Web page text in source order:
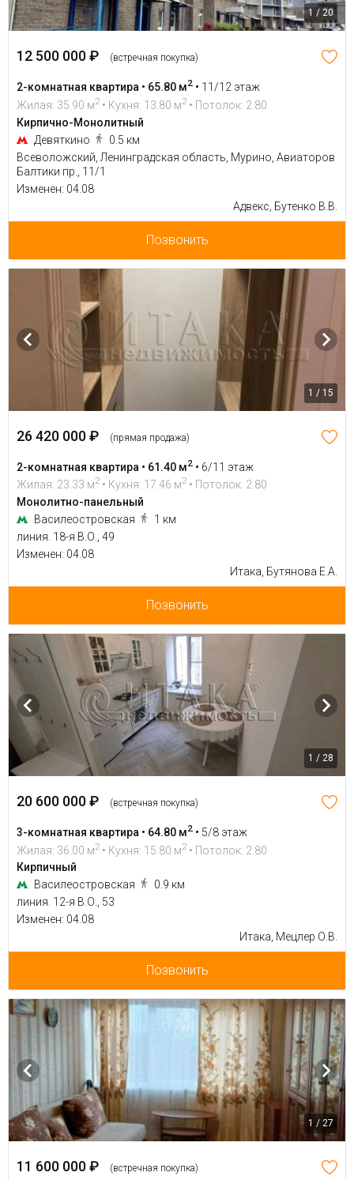
1 / 20
12 500 000 ₽ (встречная покупка)
2-комнатная квартира • 65.80 м2 • 11/12 этаж
Жилая: 35.90 м2 • Кухня: 13.80 м2 • Потолок: 2.80
Кирпично-Монолитный
Девяткино
0.5 км
Всеволожский, Ленинградская область, Мурино, Авиаторов
Балтики пр., 11/1
Изменен: 04.08
Адвекс, Бутенко В.В.
Позвонить
1 / 15
26 420 000 ₽ (прямая продажа)
2-комнатная квартира • 61.40 м2 • 6/11 этаж
Жилая: 23.33 м2 • Кухня: 17.46 м2 • Потолок: 2.80
Монолитно-панельный
Василеостровская
1 км
линия. 18-я В.О., 49
Изменен: 04.08
Итака, Бутянова Е.А.
Позвонить
1 / 28
20 600 000 ₽ (встречная покупка)
3-комнатная квартира • 64.80 м2 • 5/8 этаж
Жилая: 36.00 м2 • Кухня: 15.80 м2 • Потолок: 2.80
Кирпичный
Василеостровская
0.9 км
линия. 12-я В.О., 53
Изменен: 04.08
Итака, Мецлер О.В.
Позвонить
1 / 27
11 600 000 ₽ (встречная покупка)